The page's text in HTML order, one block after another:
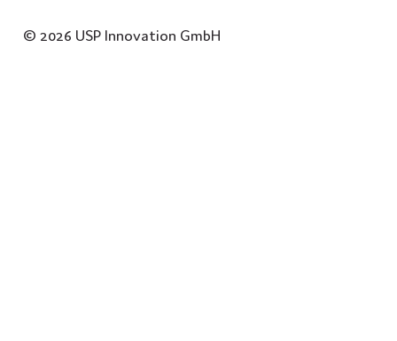
© 2026 USP Innovation GmbH